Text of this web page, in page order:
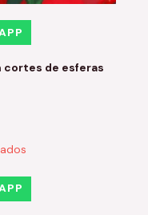
cortes de esferas